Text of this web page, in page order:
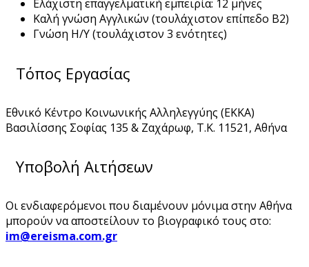
Ελάχιστη επαγγελματική εμπειρία: 12 μήνες
Καλή γνώση Αγγλικών (τουλάχιστον επίπεδο Β2)
Γνώση Η/Υ (τουλάχιστον 3 ενότητες)
Τόπος Εργασίας
Εθνικό Κέντρο Κοινωνικής Αλληλεγγύης (ΕΚΚΑ)
Βασιλίσσης Σοφίας 135 & Ζαχάρωφ, Τ.Κ. 11521, Αθήνα
Υποβολή Αιτήσεων
Οι ενδιαφερόμενοι που διαμένουν μόνιμα στην Αθήνα
μπορούν να αποστείλουν το βιογραφικό τους στο:
im@ereisma.com.gr